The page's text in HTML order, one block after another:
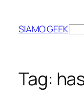
contenuto
SIAMO GEEK
Tag: